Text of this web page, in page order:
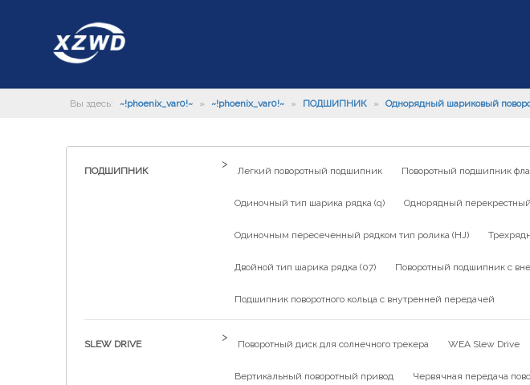
Вы здесь: ~!phoenix_var0!~ » ~!phoenix_var0!~ » ПОДШИПНИК » Однорядный шариковый
ПОДШИПНИК
>
Легкий поворотный подшипник Поворотный подшипник
Одиночный тип шарика рядка (q) Однорядный
Одиночным пересеченный рядком тип ролика (HJ)
Двойной тип шарика рядка (07) Поворотный подшипник с
Подшипник поворотного кольца с внутренней передачей
SLEW DRIVE
>
Поворотный диск для солнечного трекера WEA Slew Drive
Вертикальный поворотный привод Червячная передача